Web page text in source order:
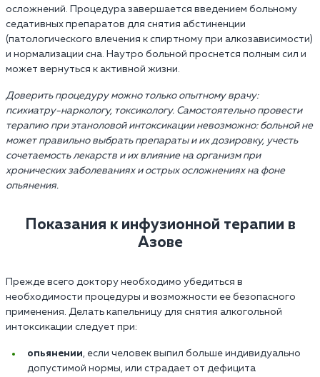
осложнений. Процедура завершается введением больному
седативных препаратов для снятия абстиненции
(патологического влечения к спиртному при алкозависимости)
и нормализации сна. Наутро больной проснется полным сил и
может вернуться к активной жизни.
Доверить процедуру можно только опытному врачу:
психиатру-наркологу, токсикологу. Самостоятельно провести
терапию при этаноловой интоксикации невозможно: больной не
может правильно выбрать препараты и их дозировку, учесть
сочетаемость лекарств и их влияние на организм при
хронических заболеваниях и острых осложнениях на фоне
опьянения.
Показания к инфузионной терапии в
Азове
Прежде всего доктору необходимо убедиться в
необходимости процедуры и возможности ее безопасного
применения. Делать капельницу для снятия алкогольной
интоксикации следует при:
опьянении , если человек выпил больше индивидуально
допустимой нормы, или страдает от дефицита